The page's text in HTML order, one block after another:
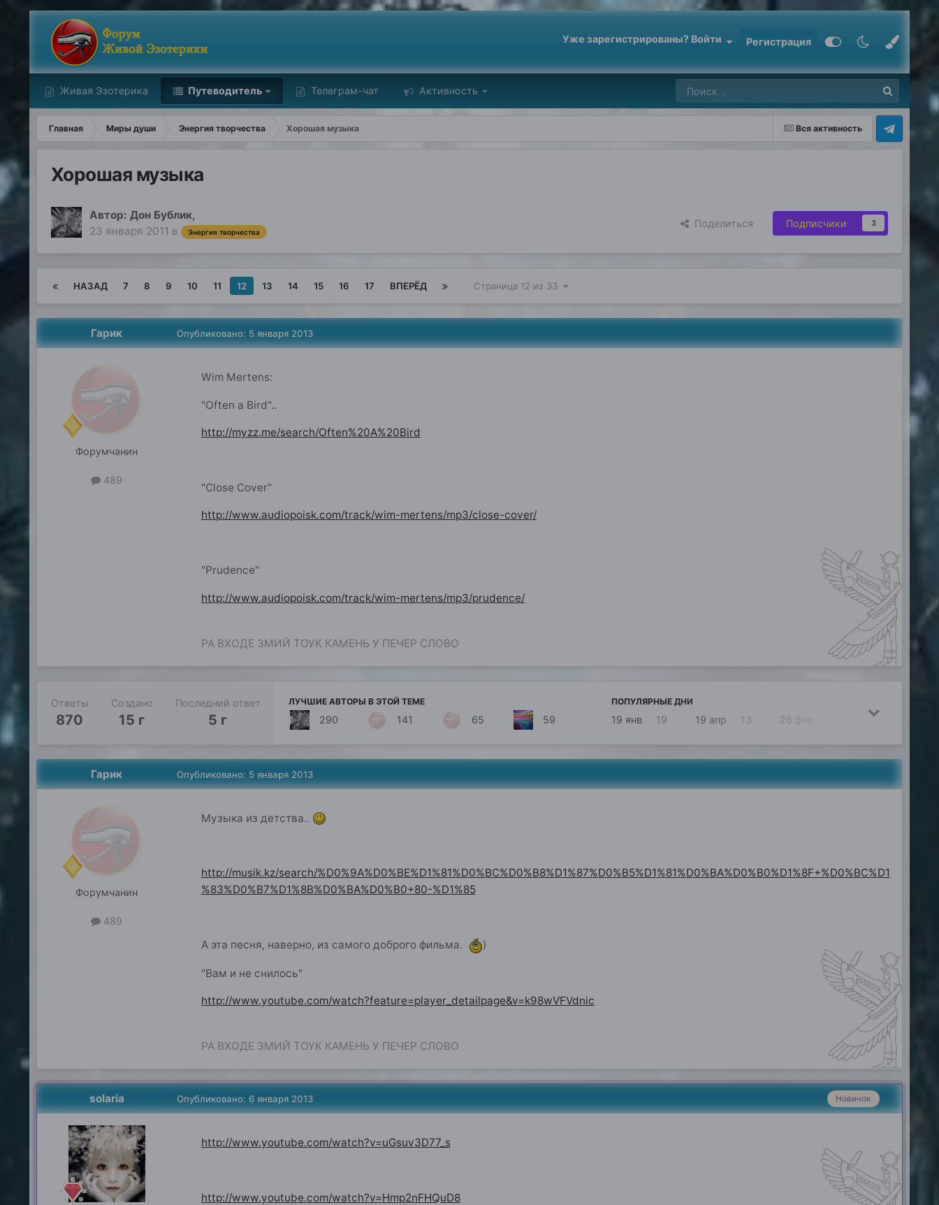
Уже зарегистрированы? Войти Регистрация
Живая Эзотерика Путеводитель Телеграм-чат Активность
Вся активность
Главная Миры души Энергия творчества Хорошая музыка
Хорошая музыка
Автор: Дон Бублик,
23 января 2011 в Энергия творчества
Поделиться Подписчики 3
НАЗАД 7 8 9 10 11 12 13 14 15 16 17 ВПЕРЁД Страница 12 из 33
Гарик
Форумчанин
489
Опубликовано: 5 января 2013
Wim Mertens:
"Often a Bird"..
http://myzz.me/search/Often%20A%20Bird
"Close Cover"
http://www.audiopoisk.com/track/wim-mertens/mp3/close-cover/
"Prudence"
http://www.audiopoisk.com/track/wim-mertens/mp3/prudence/
РА ВХОДЕ ЗМИЙ ТОУК КАМЕНЬ У ПЕЧЕР СЛОВО
Ответы
870
Создано
15 г
Последний ответ
5 г
ЛУЧШИЕ АВТОРЫ В ЭТОЙ ТЕМЕ
290 141 65 59
ПОПУЛЯРНЫЕ ДНИ
19 янв 19 19 апр 13 26 фев 5 мар
Гарик
Форумчанин
489
Опубликовано: 5 января 2013
Музыка из детства..
http://musik.kz/search/%D0%9A%D0%BE%D1%81%D0%BC%D0%B8%D1%87%D0%B5%D1%81%D0%BA%D0%B0%D1%8F+%D0%BC%D1
%83%D0%B7%D1%8B%D0%BA%D0%B0+80-%D1%85
А эта песня, наверно, из самого доброго фильма. )
"Вам и не снилось"
http://www.youtube.com/watch?feature=player_detailpage&v=k98wVFVdnic
РА ВХОДЕ ЗМИЙ ТОУК КАМЕНЬ У ПЕЧЕР СЛОВО
solaria Новичок
Опубликовано: 6 января 2013
http://www.youtube.com/watch?v=uGsuv3D77_s
http://www.youtube.com/watch?v=Hmp2nFHQuD8